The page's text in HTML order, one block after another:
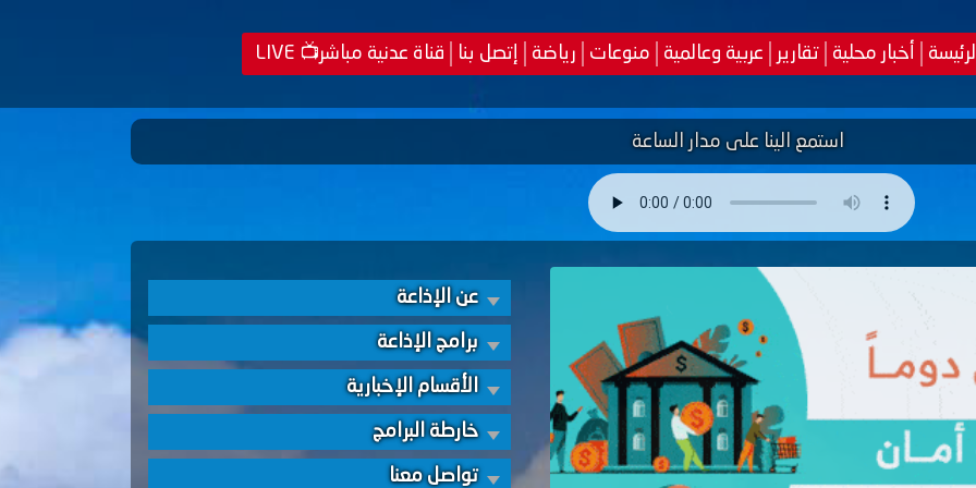
أخبار محلية تقارير عربية وعالمية منوعات رياضة إتصل بنا قناة عدنية مباشر📺 LIVE
استمع الينا على مدار الساعة
عن الإذاعة
برامج الإذاعة
الأقسام الإخبارية
خارطة البرامج
تواصل معنا